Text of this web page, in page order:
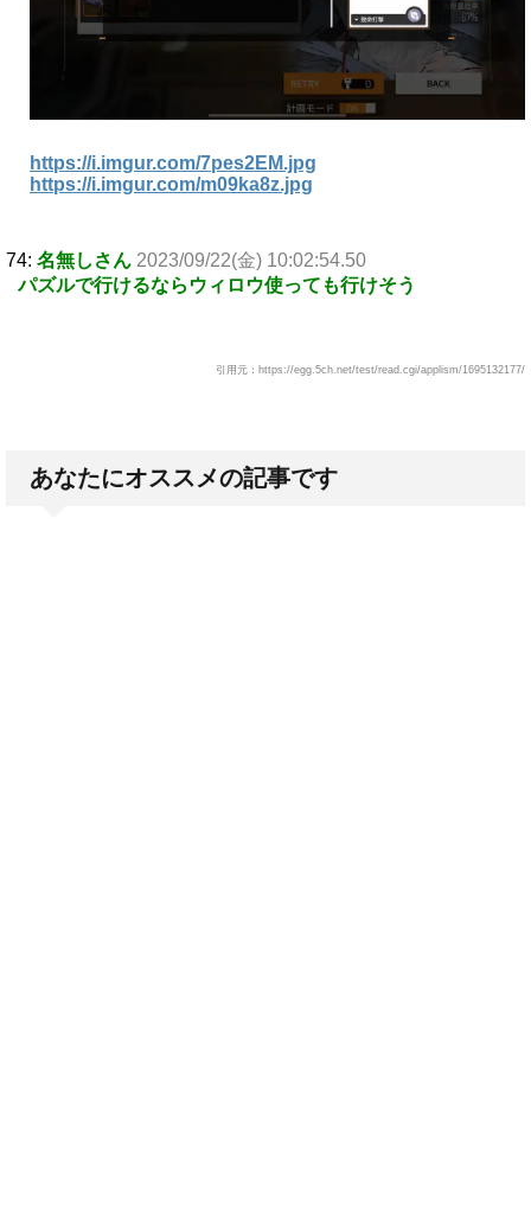
https://i.imgur.com/7pes2EM.jpg
https://i.imgur.com/m09ka8z.jpg
74: 名無しさん 2023/09/22(金) 10:02:54.50
パズルで行けるならウィロウ使っても行けそう
引用元：https://egg.5ch.net/test/read.cgi/applism/1695132177/
あなたにオススメの記事です